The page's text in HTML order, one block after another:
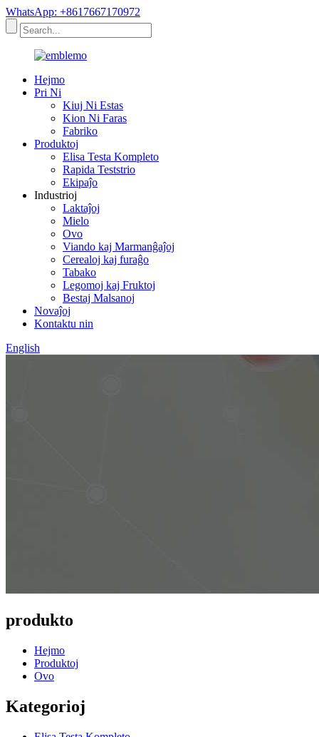
WhatsApp: +8617667170972
Hejmo
Pri Ni
Kiuj Ni Estas
Kion Ni Faras
Fabriko
Produktoj
Elisa Testa Kompleto
Rapida Teststrio
Ekipaĵo
Industrioj
Laktaĵoj
Mielo
Ovo
Viando kaj Marmanĝaĵoj
Cerealoj kaj furaĝo
Tabako
Legomoj kaj Fruktoj
Bestaj Malsanoj
Novaĵoj
Kontaktu nin
English
produkto
Hejmo
Produktoj
Ovo
Kategorioj